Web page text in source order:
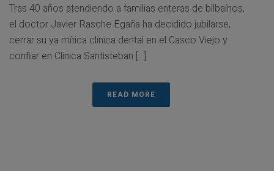
Tras 40 años atendiendo a familias enteras de bilbaínos,
el doctor Javier Rasche Egaña ha decidido jubilarse,
cerrar su ya mítica clínica dental en el Casco Viejo y
confiar en Clínica Santisteban [...]
READ MORE